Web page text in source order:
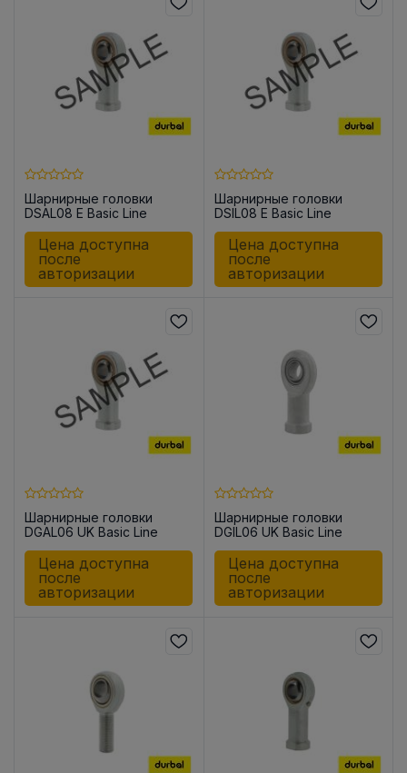
Шарнирные головки
DSAL08 E Basic Line
Цена доступна
после
авторизации
Шарнирные головки
DSIL08 E Basic Line
Цена доступна
после
авторизации
Шарнирные головки
DGAL06 UK Basic Line
Цена доступна
после
авторизации
Шарнирные головки
DGIL06 UK Basic Line
Цена доступна
после
авторизации